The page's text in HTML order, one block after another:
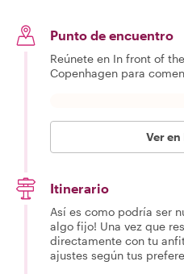
Punto de encuentro
Reúnete en In front of
Copenhagen para
Ver en
Itinerario
Así es como podría ser
algo fijo! Una vez que
directamente con tu
ajustes según tus